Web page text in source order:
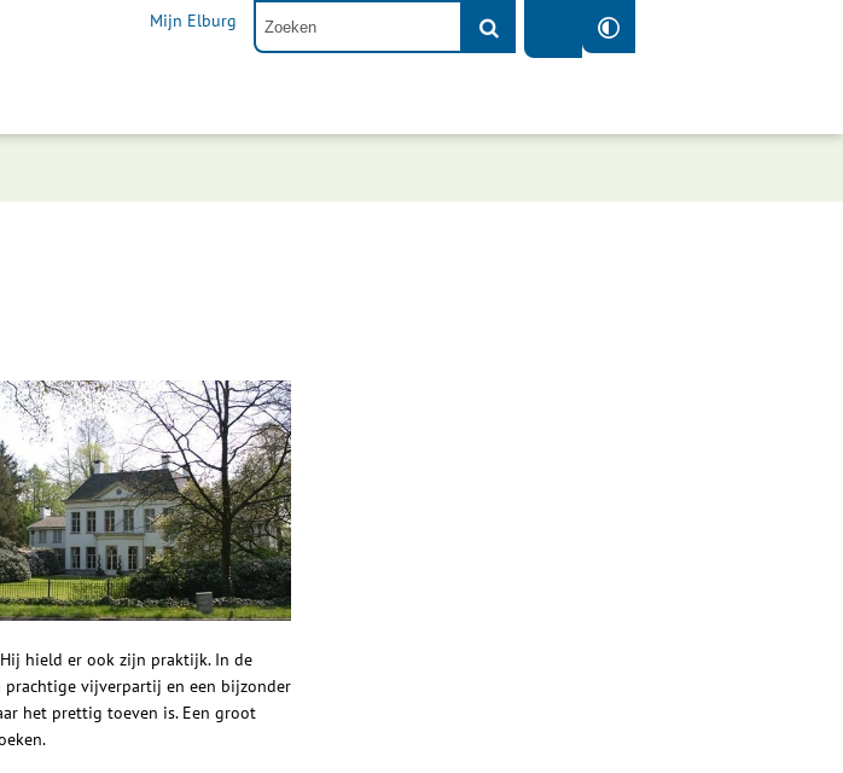
Mijn Elburg
hield er ook zijn praktijk. In de
prachtige vijverpartij en een bijzonder
het prettig toeven is. Een groot